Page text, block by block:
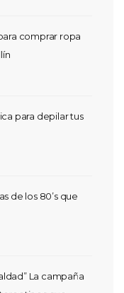
comprar ropa
para depilar tus
de los 80’s que
La campaña